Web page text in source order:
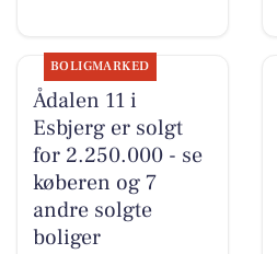
BOLIGMARKED
Ådalen 11 i
Esbjerg er solgt
for 2.250.000 - se
køberen og 7
andre solgte
boliger